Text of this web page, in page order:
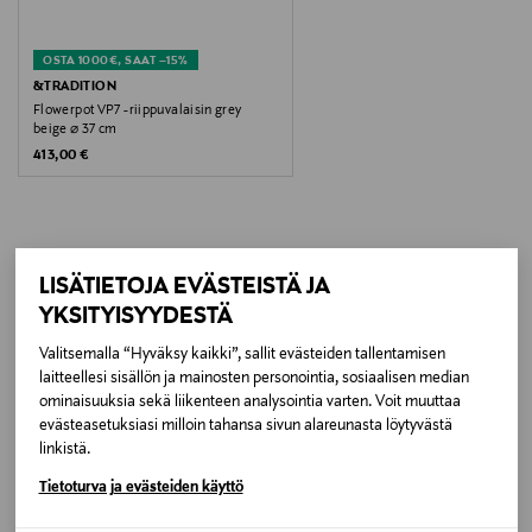
LISÄTIETOJA EVÄSTEISTÄ JA
YKSITYISYYDESTÄ
Valitsemalla “Hyväksy kaikki”, sallit evästeiden tallentamisen
laitteellesi sisällön ja mainosten personointia, sosiaalisen median
ominaisuuksia sekä liikenteen analysointia varten. Voit muuttaa
evästeasetuksiasi milloin tahansa sivun alareunasta löytyvästä
linkistä.
Tietoturva ja evästeiden käyttö
Koko
50 cm
Valmistusmaa
VP1019000248_003
Fatboy the Original B.V.
Valmistajan osoite
Fatboy the Original B.V., Het Zuiderkruis 3, 5215 MV 's-
OSTA 1000€, SAAT –15%
&TRADITION
Flowerpot VP7 -riippuvalaisin grey
beige ⌀ 37 cm
Original Price
413,00 €
LISÄÄ KIINNOSTAVIA
TUOTTEITA